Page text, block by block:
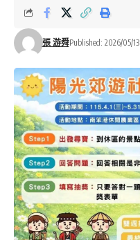
張 游舜Published: 2026/05/13